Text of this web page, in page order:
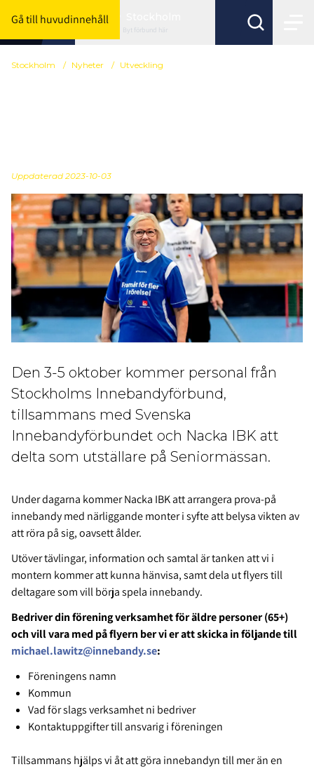
Gå till huvudinnehåll
Byt förbund här
Stockholm / Nyheter / Utveckling
Uppdaterad 2023-10-03
Den 3-5 oktober kommer personal från
Stockholms Innebandyförbund,
tillsammans med Svenska
Innebandyförbundet och Nacka IBK att
delta som utställare på Seniormässan.
Under dagarna kommer Nacka IBK att arrangera prova-på
innebandy med närliggande monter i syfte att belysa vikten av
att röra på sig, oavsett ålder.
Utöver tävlingar, information och samtal är tanken att vi i
montern kommer att kunna hänvisa, samt dela ut flyers till
deltagare som vill börja spela innebandy.
Bedriver din förening verksamhet för äldre personer (65+)
och vill vara med på flyern ber vi er att skicka in följande till
michael.lawitz@innebandy.se:
Föreningens namn
Kommun
Vad för slags verksamhet ni bedriver
Kontaktuppgifter till ansvarig i föreningen
Tillsammans hjälps vi åt att göra innebandyn till mer än en